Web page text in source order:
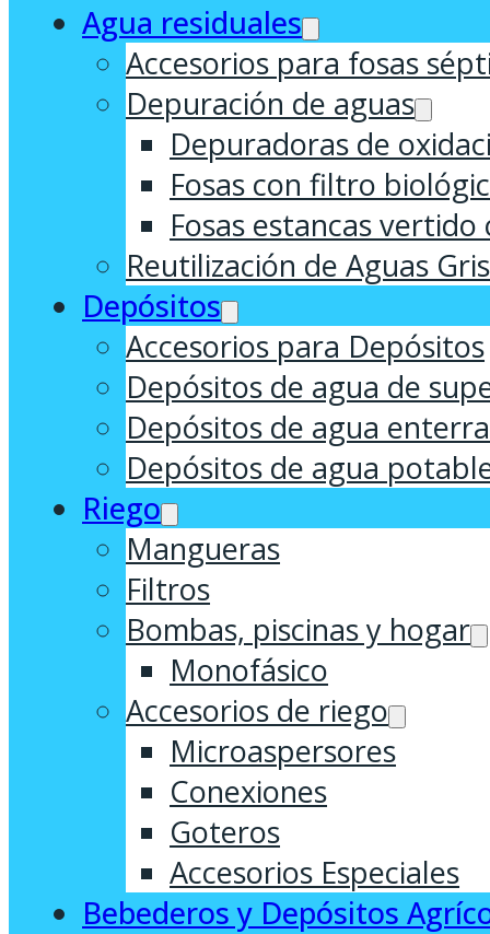
Agua residuales
Accesorios para fosas
Depuración de aguas
Depuradoras de
Fosas con filtro
Fosas estancas vertido
Reutilización de Aguas
Depósitos
Accesorios para Depósitos
Depósitos de agua de
Depósitos de agua
Depósitos de agua
Riego
Mangueras
Filtros
Bombas, piscinas y hogar
Monofásico
Accesorios de riego
Microaspersores
Conexiones
Goteros
Accesorios Especiales
Bebederos y Depósitos